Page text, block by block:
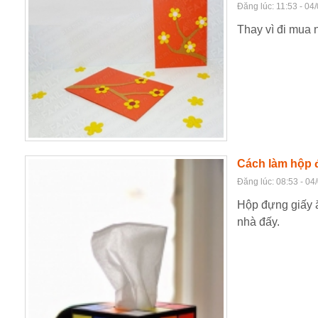
Đăng lúc: 11:53 -
Thay vì đi mua
Cách làm hộp
Đăng lúc: 08:53 -
Hộp đựng giấy
nhà đấy.